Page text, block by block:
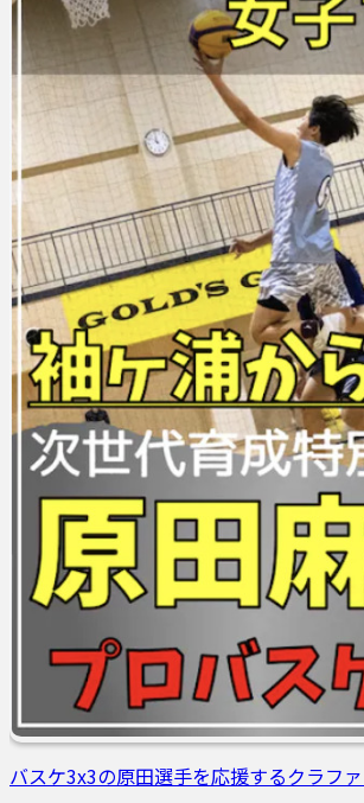
バスケ3x3の原田選手を応援するクラフ